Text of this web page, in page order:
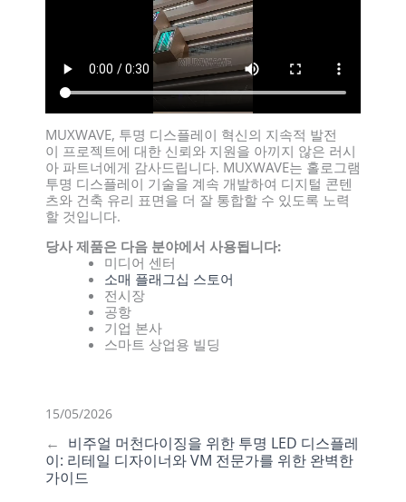
MUXWAVE, 투명 디스플레이 혁신의 지속적 발전
이 프로젝트에 대한 신뢰와 지원을 아끼지 않은 러시
아 파트너에게 감사드립니다. MUXWAVE는 홀로그램
투명 디스플레이 기술을 계속 개발하여 디지털 콘텐
츠와 건축 유리 표면을 더 잘 통합할 수 있도록 노력
할 것입니다.
당사 제품은 다음 분야에서 사용됩니다:
미디어 센터
소매 플래그십 스토어
전시장
공항
기업 본사
스마트 상업용 빌딩
15/05/2026
← 비주얼 머천다이징을 위한 투명 LED 디스플레
이: 리테일 디자이너와 VM 전문가를 위한 완벽한
가이드